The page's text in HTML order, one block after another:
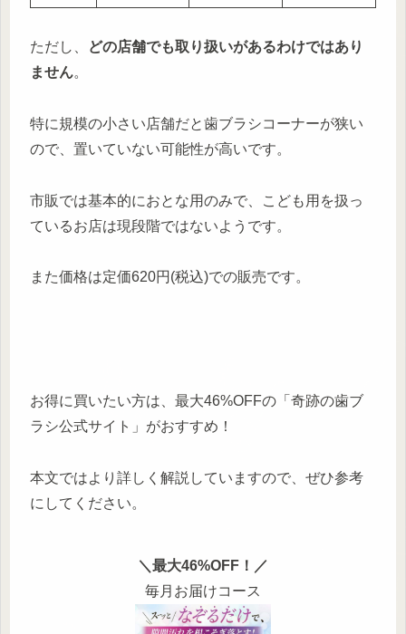
ただし、
どの店舗でも取り扱いがあるわけではあり
ません。
特に規模の小さい店舗だと歯ブラシコーナーが狭い
ので、置いていない可能性が高いです。
市販では基本的におとな用のみで、こども用を扱っ
ているお店は現段階ではないようです。
また価格は定価620円(税込)での販売です。
お得に買いたい方は、最大46%OFFの「奇跡の歯ブ
ラシ公式サイト」がおすすめ！
本文ではより詳しく解説していますので、ぜひ参考
にしてください。
＼最大46%OFF！／
毎月お届けコース